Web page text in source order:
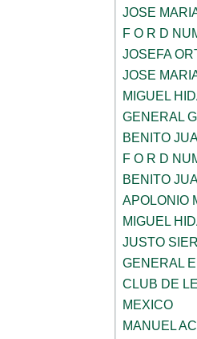
JOSE
F O R D
JOSEFA
JOSE
MIGUEL
GENERAL
BENITO
F O R D
BENITO
APOLONIO
MIGUEL
JUSTO
GENERAL
CLUB DE
MEXICO
MANUEL